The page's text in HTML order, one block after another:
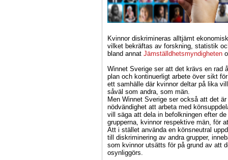
Kvinnor diskrimineras alltjämt
vilket bekräftas av forskning, statistik
bland annat Jämställdhetsmyndigheten
Winnet Sverige ser att det krävs en rad
plan och kontinuerligt arbete över sikt
ett samhälle där kvinnor deltar på lika
såväl som andra, som män.
Men Winnet Sverige ser också att det
nödvändighet att arbeta med
vill säga att dela in befolkningen efter
grupperna, kvinnor respektive män, för
Att i stället använda en könsneutral
till diskriminering av andra grupper,
som kvinnor utsätts för på grund av att
osynliggörs.